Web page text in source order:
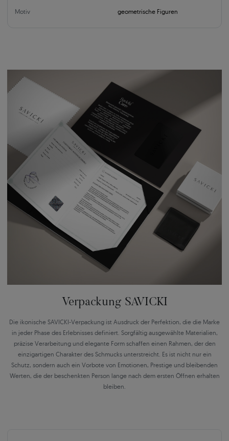
Motiv geometrische Figuren
Verpackung SAVICKI
Die ikonische SAVICKI-Verpackung ist Ausdruck der Perfektion, die die Marke
in jeder Phase des Erlebnisses definiert. Sorgfältig ausgewählte Materialien,
präzise Verarbeitung und elegante Form schaffen einen Rahmen, der den
einzigartigen Charakter des Schmucks unterstreicht. Es ist nicht nur ein
Schutz, sondern auch ein Vorbote von Emotionen, Prestige und bleibenden
Werten, die der beschenkten Person lange nach dem ersten Öffnen erhalten
bleiben.